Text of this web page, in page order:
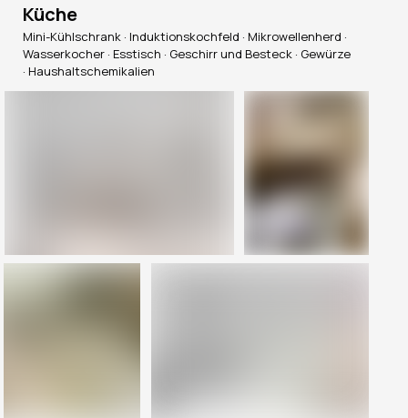
Mini-Kühlschrank · Induktionskochfeld · Mikrowellenherd ·
Wasserkocher · Esstisch · Geschirr und Besteck · Gewürze
· Haushaltschemikalien
Küche